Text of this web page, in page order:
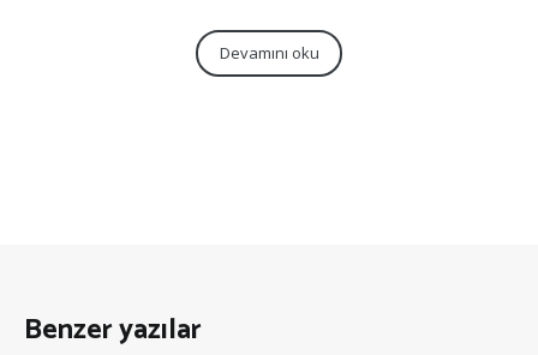
Devamını oku
Benzer yazılar